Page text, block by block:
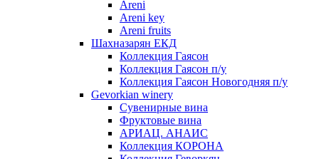
Areni
Areni key
Areni fruits
Шахназарян ЕКД
Коллекция Гаясон
Коллекция Гаясон п/у
Коллекция Гаясон Новогодняя п/у
Gevorkian winery
Сувенирные вина
Фруктовые вина
АРИАЦ. АНАИС
Коллекция КОРОНА